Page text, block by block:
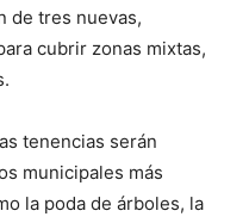
de tres nuevas,
cubrir zonas mixtas,
tenencias serán
municipales más
la poda de árboles, la